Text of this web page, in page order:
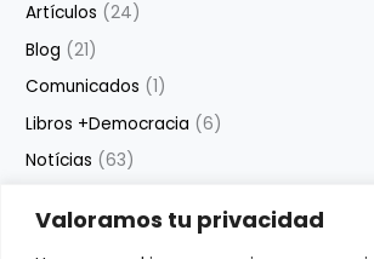
Valoramos tu privacidad
Artículos (24)
Blog (21)
Comunicados (1)
Libros +Democracia (6)
Notícias (63)